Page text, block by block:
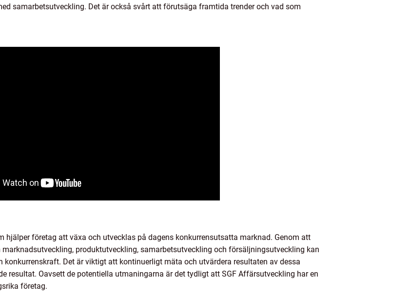
samarbetsutveckling. Det är också svårt att förutsäga framtida trender och vad som
hjälper företag att växa och utvecklas på dagens konkurrensutsatta marknad. Genom att
produktutveckling, samarbetsutveckling och försäljningsutveckling kan
Det är viktigt att kontinuerligt mäta och utvärdera resultaten av dessa
resultat. Oavsett de potentiella utmaningarna är det tydligt att SGF Affärsutveckling har en
företag.